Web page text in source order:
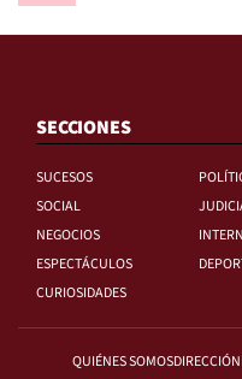
SECCIONES
SUCESOS
SOCIAL
NEGOCIOS
ESPECTÁCULOS
CURIOSIDADES
QUIÉNES SOMOSDIRECCIÓN